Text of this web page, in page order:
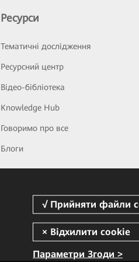
Ресурси
Тематичні дослідження
Ресурсний центр
Відео-бібліотека
Knowledge Hub
Говоримо про все
Блоги
Параметри Згоди >